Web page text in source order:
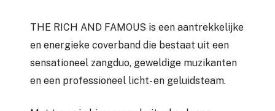
THE RICH AND FAMOUS is een aantrekkelijke
en energieke coverband die bestaat uit een
sensationeel zangduo, geweldige muzikanten
en een professioneel licht- en geluidsteam.